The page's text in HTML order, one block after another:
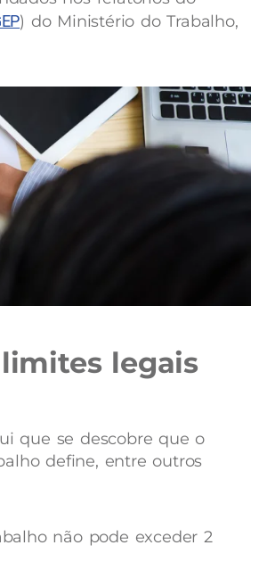
) do Ministério do Trabalho,
legais
que se descobre que o
define, entre outros
não pode exceder 2